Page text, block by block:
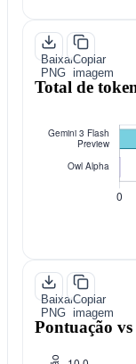
Baixar
PNG
Copiar
imagem
Total de
Baixar
PNG
Copiar
imagem
Pontuação